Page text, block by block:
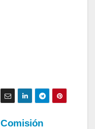
Comisión